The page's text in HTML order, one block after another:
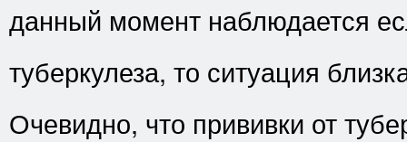
данный момент наблюдается
туберкулеза, то ситуация
Очевидно, что прививки от